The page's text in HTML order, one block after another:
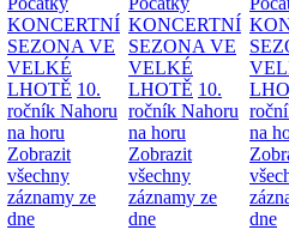
KONCERTNÍ
SEZONA VE
VELKÉ
LHOTĚ 10.
ročník Nahoru
na horu
Zobrazit
všechny
záznamy ze
dne
KONCERTNÍ
SEZONA VE
VELKÉ
LHOTĚ 10.
ročník Nahoru
na horu
Zobrazit
všechny
záznamy ze
dne
na
dne